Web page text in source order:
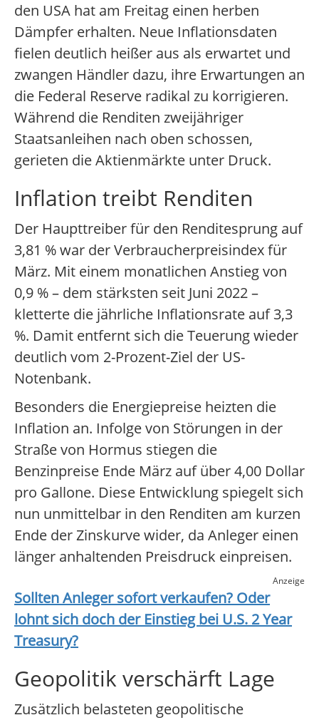
den USA hat am Freitag einen herben
Dämpfer erhalten. Neue Inflationsdaten
fielen deutlich heißer aus als erwartet und
zwangen Händler dazu, ihre Erwartungen an
die Federal Reserve radikal zu korrigieren.
Während die Renditen zweijähriger
Staatsanleihen nach oben schossen,
gerieten die Aktienmärkte unter Druck.
Inflation treibt Renditen
Der Haupttreiber für den Renditesprung auf
3,81 % war der Verbraucherpreisindex für
März. Mit einem monatlichen Anstieg von
0,9 % – dem stärksten seit Juni 2022 –
kletterte die jährliche Inflationsrate auf 3,3
%. Damit entfernt sich die Teuerung wieder
deutlich vom 2-Prozent-Ziel der US-
Notenbank.
Besonders die Energiepreise heizten die
Inflation an. Infolge von Störungen in der
Straße von Hormus stiegen die
Benzinpreise Ende März auf über 4,00 Dollar
pro Gallone. Diese Entwicklung spiegelt sich
nun unmittelbar in den Renditen am kurzen
Ende der Zinskurve wider, da Anleger einen
länger anhaltenden Preisdruck einpreisen.
Anzeige
Sollten Anleger sofort verkaufen? Oder
lohnt sich doch der Einstieg bei U.S. 2 Year
Treasury?
Geopolitik verschärft Lage
Zusätzlich belasteten geopolitische